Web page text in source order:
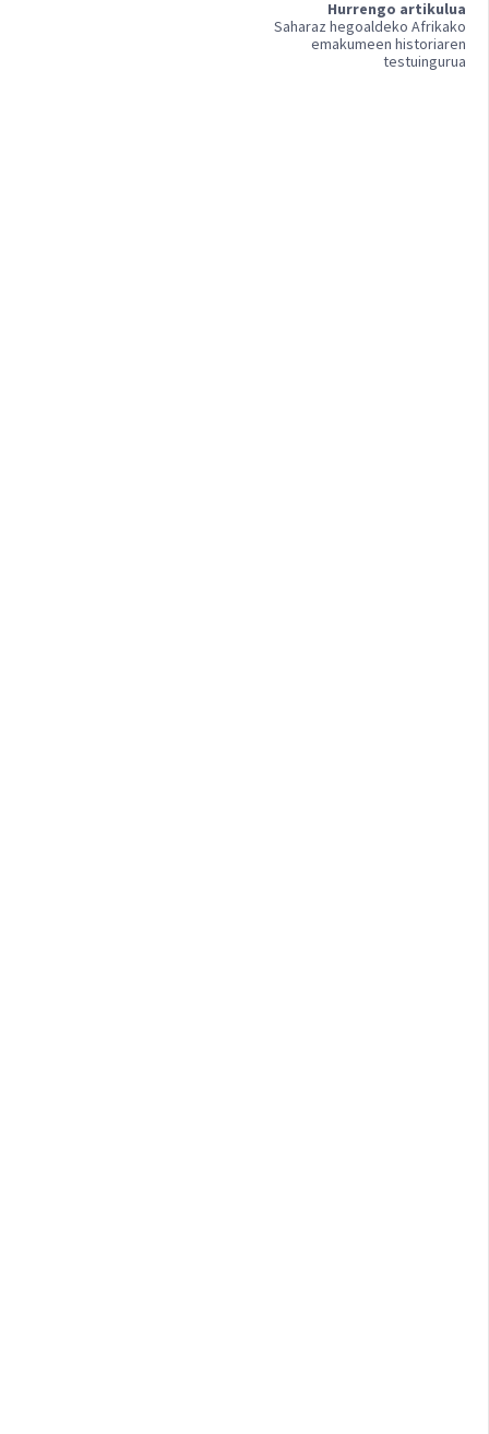
Hurrengo artikulua
Saharaz hegoaldeko Afrikako
emakumeen historiaren
testuingurua